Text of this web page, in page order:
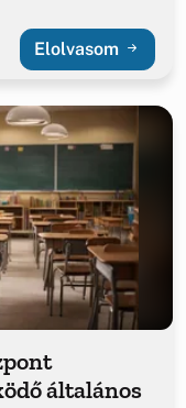
Elolvasom
általános